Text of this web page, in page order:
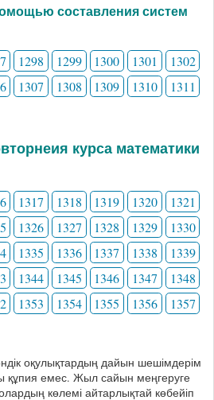
составления систем
1298 1299 1300 1301
1302
1307 1308 1309 1310
1311
курса математики
1317 1318 1319 1320
1321
1326 1327 1328 1329
1330
1335 1336 1337 1338
1339
1344 1345 1346 1347
1348
1353 1354 1355 1356
1357
оқулықтардың дайын шешімдерім
құпия емес. Жыл сайын меңгеруге
көлемі айтарлықтай көбейіп